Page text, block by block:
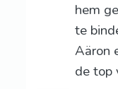
hem
te
Aäron
de top